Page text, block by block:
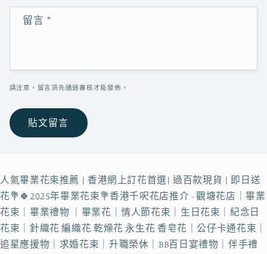
留言 *
請注意，留言須先通過審核才能發佈。
人氣畢業花束推薦 | 香港網上訂花首選| 過百款現貨 | 即日送
花💐🍀2025年畢業花束💐香港千呎花店推介 - 觀塘花店｜畢業
花束｜畢業禮物 ｜畢業花｜情人節花束｜生日花束｜紀念日
花束｜針織花 編織花 乾燥花 永生花 香皂花｜公仔卡通花束｜
追星應援物｜求婚花束｜升職榮休｜BB百日宴禮物｜伴手禮